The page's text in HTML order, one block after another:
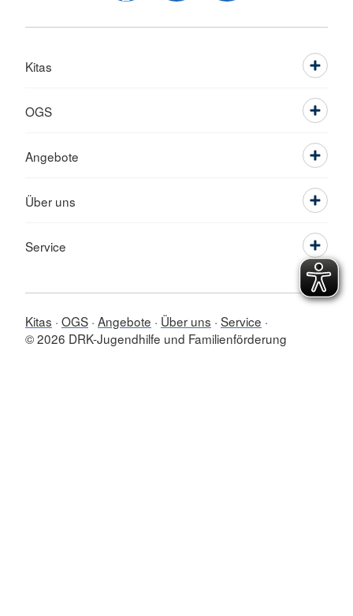
Kitas
OGS
Angebote
Über uns
Service
Kitas OGS Angebote Über uns Service
© 2026 DRK-Jugendhilfe und Familienförderung